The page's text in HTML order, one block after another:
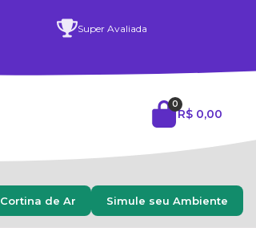
Super Avaliada
0
R$ 0,00
Cortina de Ar Simule seu Ambiente